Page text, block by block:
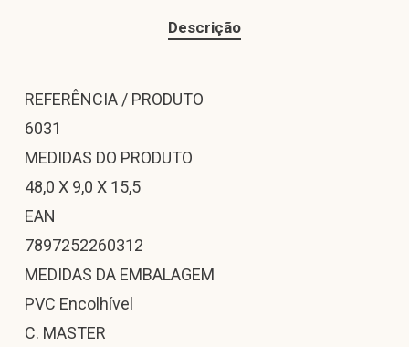
Descrição
REFERÊNCIA / PRODUTO
6031
MEDIDAS DO PRODUTO
48,0 X 9,0 X 15,5
EAN
7897252260312
MEDIDAS DA EMBALAGEM
PVC Encolhível
C. MASTER